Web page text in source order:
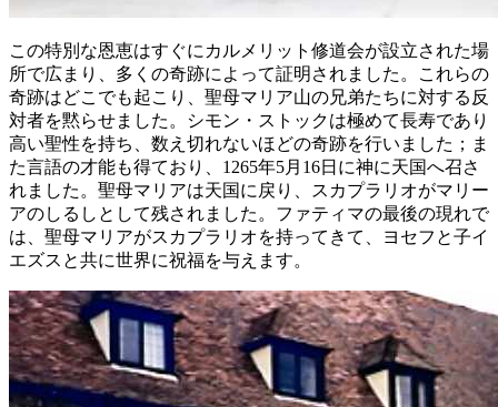
この特別な恩恵はすぐにカルメリット修道会が設立された場
所で広まり、多くの奇跡によって証明されました。これらの
奇跡はどこでも起こり、聖母マリア山の兄弟たちに対する反
対者を黙らせました。シモン・ストックは極めて長寿であり
高い聖性を持ち、数え切れないほどの奇跡を行いました；ま
た言語の才能も得ており、1265年5月16日に神に天国へ召さ
れました。聖母マリアは天国に戻り、スカプラリオがマリー
アのしるしとして残されました。ファティマの最後の現れで
は、聖母マリアがスカプラリオを持ってきて、ヨセフと子イ
エズスと共に世界に祝福を与えます。